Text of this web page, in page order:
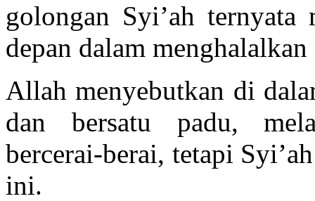
golongan Syi’ah ternyata
depan dalam
Allah menyebutkan di
dan bersatu padu,
bercerai-berai, tetapi
ini.